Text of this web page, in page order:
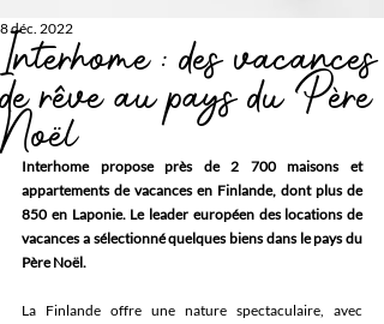
Interhome : des vacances
de rêve au pays du Père
Noël
8 déc. 2022
Interhome propose près de 2 700 maisons et
appartements de vacances en Finlande, dont plus de
850 en Laponie. Le leader européen des locations de
vacances a sélectionné quelques biens dans le pays du
Père Noël.
La Finlande offre une nature spectaculaire, avec